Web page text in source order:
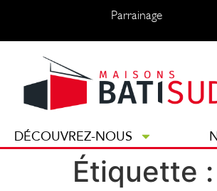
Parrainage
DÉCOUVREZ-NOUS
Étiquette :